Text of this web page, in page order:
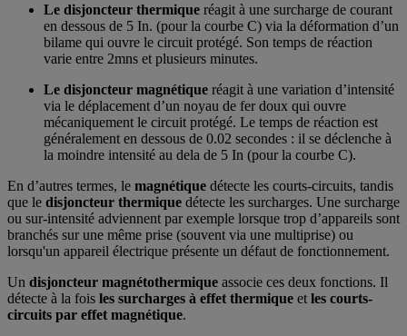
Le disjoncteur thermique réagit à une surcharge de courant
en dessous de 5 In. (pour la courbe C) via la déformation d’un
bilame qui ouvre le circuit protégé. Son temps de réaction
varie entre 2mns et plusieurs minutes.
Le disjoncteur magnétique réagit à une variation d’intensité
via le déplacement d’un noyau de fer doux qui ouvre
mécaniquement le circuit protégé. Le temps de réaction est
généralement en dessous de 0.02 secondes : il se déclenche à
la moindre intensité au dela de 5 In (pour la courbe C).
En d’autres termes, le magnétique détecte les courts-circuits, tandis
que le disjoncteur thermique détecte les surcharges. Une surcharge
ou sur-intensité adviennent par exemple lorsque trop d’appareils sont
branchés sur une même prise (souvent via une multiprise) ou
lorsqu'un appareil électrique présente un défaut de fonctionnement.
Un disjoncteur magnétothermique associe ces deux fonctions. Il
détecte à la fois les surcharges à effet thermique et les courts-
circuits par effet magnétique.